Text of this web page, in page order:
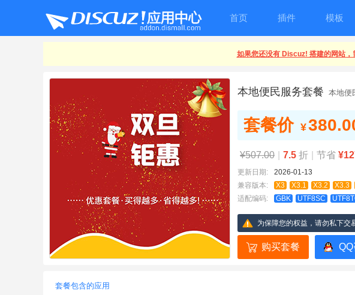
首页 插件 模板
如果您还没有 Discuz! 搭建的网站
本地便民服务套餐 本地便
套餐价 ¥
¥507.00 7.5 折 节省
更新日期:
2026-01-13
兼容版本:
X3 X3.1 X3.2 X3.3
适配编码:
GBK UTF8SC
为保障您的权益，请勿私下交
购买套餐
套餐包含的应用